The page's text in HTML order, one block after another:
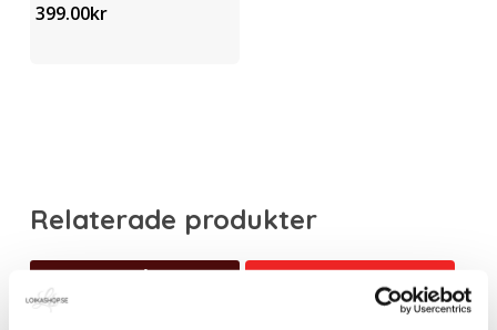
399.00kr
Relaterade produkter
BRA PRIS!
Slutsåld BRA PRIS!